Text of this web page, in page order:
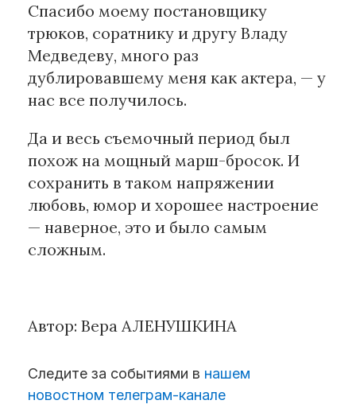
Спасибо моему постановщику
трюков, соратнику и другу Владу
Медведеву, много раз
дублировавшему меня как актера, — у
нас все получилось.
Да и весь съемочный период был
похож на мощный марш-бросок. И
сохранить в таком напряжении
любовь, юмор и хорошее настроение
— наверное, это и было самым
сложным.
Автор: Вера АЛЕНУШКИНА
Следите за событиями в нашем
новостном телеграм-канале